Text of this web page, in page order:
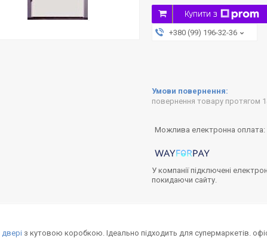
Купити з
+380 (99) 196-32-36
повернення товару протягом
У компанії підключені
покидаючи сайту.
двері з кутовою коробкою. Ідеально підходить для супермаркетів.